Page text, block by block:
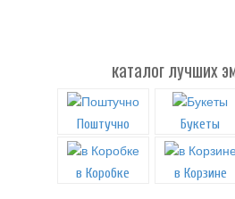
каталог лучших
Поштучно Букеты
в Коробке
в Корзине